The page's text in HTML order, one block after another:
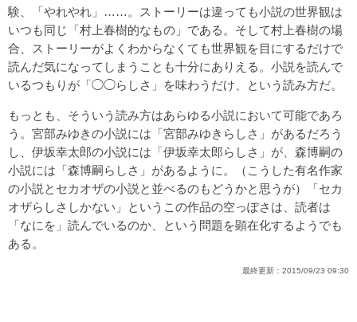
験、「やれやれ」……。ストーリーは違っても小説の世界観は
いつも同じ「村上春樹的なもの」である。そして村上春樹の場
合、ストーリーがよくわからなくても世界観を目にするだけで
読んだ気になってしまうことも十分にありえる。小説を読んで
いるつもりが「◯◯らしさ」を味わうだけ、という読み方だ。
もっとも、そういう読み方はあらゆる小説において可能であろ
う。宮部みゆきの小説には「宮部みゆきらしさ」があるだろう
し、伊坂幸太郎の小説には「伊坂幸太郎らしさ」が、森博嗣の
小説には「森博嗣らしさ」があるように。（こうした有名作家
の小説とセカオザの小説と並べるのもどうかと思うが）「セカ
オザらしさしかない」というこの作品の空っぽさは、読者は
「なにを」読んでいるのか、という問題を顕在化するようでも
ある。
最終更新： 2015/09/23 09:30